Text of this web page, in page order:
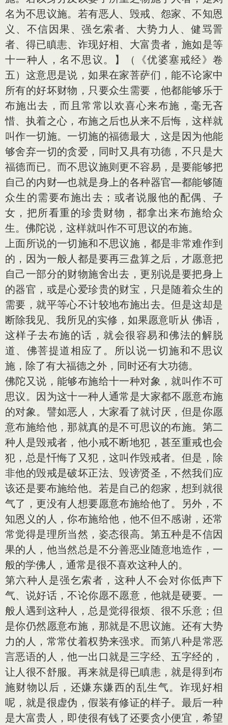
名为不思议施。若有恶人、毁戒、怨家、不知恩
义、不信因果、强乞索者、大势力人、健骂詈
者、得已瞋恚、诈现好相、大富贵者，施如是等
十一种人，名不思议。】（《优婆塞戒经》卷
五）这意思是说，如果在家菩萨们，能不论家中
所有的好坏财物，只要众生需要，他都能够乐于
布施出去，而且常常以欢喜心来布施，毫无吝
惜、执着之心，布施之后也从来不后悔，这样就
叫作一切施。一切施的福德最大，这是因为他能
够舍弃一切的贪爱，同时又具有功德，不只是大
福德而已。而不思议施则更不容易，是要能够把
自己的内财—也就是身上的各种器官—都能够随
众生的需要布施出去；或者说服他的配偶、子
女，把所看重的珍贵财物，都拿出来布施给众
生。佛陀说，这样就叫作不可思议的布施。
上面所说的一切施和不思议施，都是非常难作到
的，因为一般人都是要再三盘算之后，才愿意把
自己一部分的财物施舍出去，更别说是要把身上
的器官，或是心爱珍贵的财宝，只是随着众生的
需要，就平等心不计较地布施出去。但是这却是
断除我见、我所见的实修，如果愿意听从 佛语，
这样子去布施的话，就会很容易和佛法的解脱
道、佛菩提道相应了。所以说一切施和不思议
施，除了有大福德之外，同时还有大功德。
佛陀又说，能够布施给十一种对象，就叫作不可
思议。因为这十一种人通常是大家都不愿意布施
的对象。譬如恶人，大家看了就讨厌，但是你愿
意布施给他，那就真的是不可思议的布施。第二
种人是毁戒者，他小戒不断地犯，甚至重戒也会
犯，总是忏悔了又犯，这叫作毁戒者。但是，除
非他的毁戒是破坏正法、毁谤贤圣，不然我们应
该还是要布施给他。若是自己的怨家，想到就很
气了，更没有人想要愿意布施给他了。另外，不
知恩义的人，你布施给他，他不但不感谢，还常
常觉得是理所当然，姿态很高。第五种是不信因
果的人，他当然总是不分善恶业随意地造作，一
般的学佛人，通常是很不喜欢这种人的。
第六种人是强乞索者，这种人不会对你低声下
气、说好话，不论你愿不愿意，他就是硬要。一
般人遇到这种人，总是觉得很烦、很不乐意；但
是你仍然愿意布施，那就是不思议施。还有大势
力的人，常常仗着权势来强求。而第八种是常恶
言恶语的人，他一出口就是三字经、五字经的，
让人很不舒服。再来就是得已瞋恚，就是得到布
施财物以后，还嫌东嫌西的乱生气。诈现好相
呢，就是很虚伪，假装有修证的样子。最后一种
是大富贵人，即使很有钱了还要贪小便宜，希望